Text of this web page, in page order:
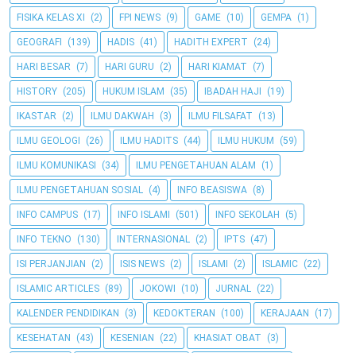
FISIKA KELAS XI (2) FPI NEWS (9) GAME (10) GEMPA (1)
GEOGRAFI (139) HADIS (41) HADITH EXPERT (24)
HARI BESAR (7) HARI GURU (2) HARI KIAMAT (7)
HISTORY (205) HUKUM ISLAM (35) IBADAH HAJI (19)
IKASTAR (2) ILMU DAKWAH (3) ILMU FILSAFAT (13)
ILMU GEOLOGI (26) ILMU HADITS (44) ILMU HUKUM (59)
ILMU KOMUNIKASI (34) ILMU PENGETAHUAN ALAM (1)
ILMU PENGETAHUAN SOSIAL (4) INFO BEASISWA (8)
INFO CAMPUS (17) INFO ISLAMI (501) INFO SEKOLAH (5)
INFO TEKNO (130) INTERNASIONAL (2) IPTS (47)
ISI PERJANJIAN (2) ISIS NEWS (2) ISLAMI (2) ISLAMIC (22)
ISLAMIC ARTICLES (89) JOKOWI (10) JURNAL (22)
KALENDER PENDIDIKAN (3) KEDOKTERAN (100) KERAJAAN (17)
KESEHATAN (43) KESENIAN (22) KHASIAT OBAT (3)